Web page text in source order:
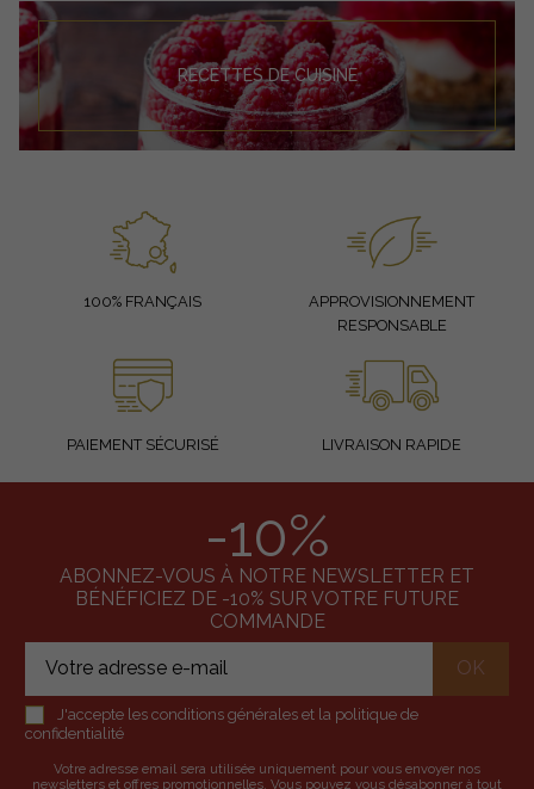
RECETTES DE CUISINE
100% FRANÇAIS
APPROVISIONNEMENT
RESPONSABLE
PAIEMENT SÉCURISÉ LIVRAISON RAPIDE
-10%
ABONNEZ-VOUS À NOTRE NEWSLETTER ET
BÉNÉFICIEZ DE -10% SUR VOTRE FUTURE
COMMANDE
J'accepte les conditions générales et la politique de
confidentialité
Votre adresse email sera utilisée uniquement pour vous envoyer nos
newsletters et offres promotionnelles. Vous pouvez vous désabonner à tout